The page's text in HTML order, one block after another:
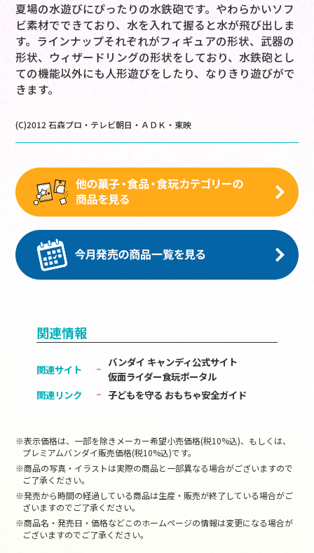
夏場の水遊びにぴったりの水鉄砲です。やわらかいソフ
ビ素材でできており、水を入れて握ると水が飛び出しま
す。ラインナップそれぞれがフィギュアの形状、武器の
形状、ウィザードリングの形状をしており、水鉄砲とし
ての機能以外にも人形遊びをしたり、なりきり遊びがで
きます。
(C)2012 石森プロ・テレビ朝日・ＡＤＫ・東映
関連情報
関連サイト
バンダイ キャンディ公式サイト
仮面ライダー食玩ポータル
関連リンク
子どもを守る おもちゃ安全ガイド
※表示価格は、一部を除きメーカー希望小売価格(税10%込)、もしくは、
プレミアムバンダイ販売価格(税10%込)です。
※商品の写真・イラストは実際の商品と一部異なる場合がございますので
ご了承ください。
※発売から時間の経過している商品は生産・販売が終了している場合がご
ざいますのでご了承ください。
※商品名・発売日・価格などこのホームページの情報は変更になる場合が
ございますのでご了承ください。